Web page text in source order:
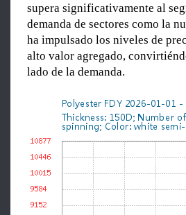
supera significativamente al
demanda de sectores como la
ha impulsado los niveles de
alto valor agregado,
lado de la demanda.